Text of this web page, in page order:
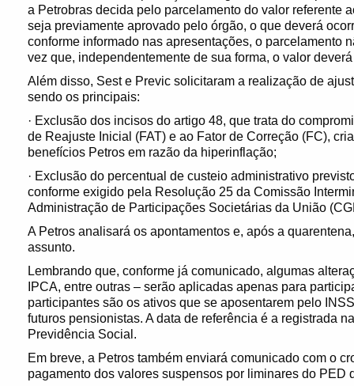
a Petrobras decida pelo parcelamento do valor referente
seja previamente aprovado pelo órgão, o que deverá
conforme informado nas apresentações, o parcelamento
vez que, independentemente de sua forma, o valor
Além disso, Sest e Previc solicitaram a realização de
sendo os principais:
· Exclusão dos incisos do artigo 48, que trata do
de Reajuste Inicial (FAT) e ao Fator de Correção (FC),
benefícios Petros em razão da hiperinflação;
· Exclusão do percentual de custeio administrativo
conforme exigido pela Resolução 25 da Comissão
Administração de Participações Societárias da União
A Petros analisará os apontamentos e, após a
assunto.
Lembrando que, conforme já comunicado, algumas
IPCA, entre outras – serão aplicadas apenas para
participantes são os ativos que se aposentarem pelo
futuros pensionistas. A data de referência é a registrada
Previdência Social.
Em breve, a Petros também enviará comunicado com o
pagamento dos valores suspensos por liminares do PED